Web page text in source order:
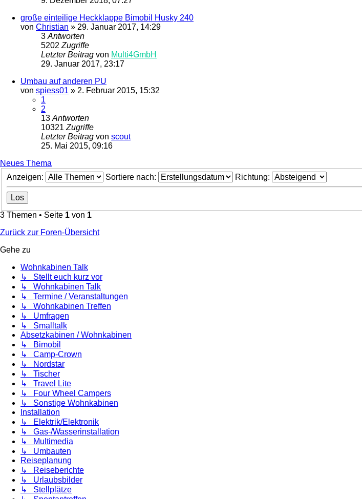
große einteilige Heckklappe Bimobil Husky 240
von Christian » 29. Januar 2017, 14:29
3 Antworten
5202 Zugriffe
Letzter Beitrag von Multi4GmbH
29. Januar 2017, 23:17
Umbau auf anderen PU
von spiess01 » 2. Februar 2015, 15:32
1
2
13 Antworten
10321 Zugriffe
Letzter Beitrag von scout
25. Mai 2015, 09:16
Neues Thema
Anzeigen:
Sortiere nach: Richtung:
3 Themen • Seite 1 von 1
Zurück zur Foren-Übersicht
Gehe zu
Wohnkabinen Talk
↳ Stellt euch kurz vor
↳ Wohnkabinen Talk
↳ Termine / Veranstaltungen
↳ Wohnkabinen Treffen
↳ Umfragen
↳ Smalltalk
Absetzkabinen / Wohnkabinen
↳ Bimobil
↳ Camp-Crown
↳ Nordstar
↳ Tischer
↳ Travel Lite
↳ Four Wheel Campers
↳ Sonstige Wohnkabinen
Installation
↳ Elektrik/Elektronik
↳ Gas-/Wasserinstallation
↳ Multimedia
↳ Umbauten
Reiseplanung
↳ Reiseberichte
↳ Urlaubsbilder
↳ Stellplätze